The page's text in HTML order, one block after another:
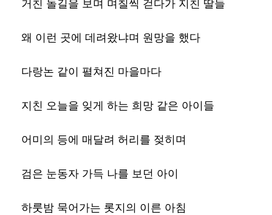
거친 돌길을 보며 며칠씩 걷다가 지친 딸들
왜 이런 곳에 데려왔냐며 원망을 했다
다랑논 같이 펼쳐진 마을마다
지친 오늘을 잊게 하는 희망 같은 아이들
어미의 등에 매달려 허리를 젖히며
검은 눈동자 가득 나를 보던 아이
하룻밤 묵어가는 롯지의 이른 아침